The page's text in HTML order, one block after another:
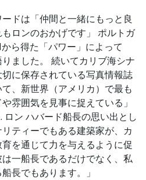
ドは「仲間と一緒にもっと良
ロンのおかげです」 ポルトガ
ら得た「パワー」によって
りました。 続いてカリブ海シナ
に保存されている写真情報誌
、新世界（アメリカ）で最も
雰囲気を見事に捉えている」
ロン ハバード船長の思い出とし
ティーでもある建築家が、カ
を通じて力を与えるように促
一船長であるだけでなく、私
長でもあります。」